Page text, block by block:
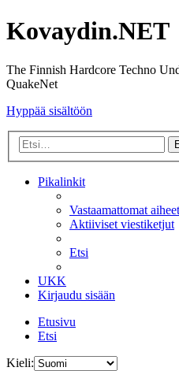
Kovaydin.NET
The Finnish Hardcore Techno
QuakeNet
Hyppää sisältöön
Pikalinkit
Vastaamattomat aiheet
Aktiiviset viestiketjut
Etsi
UKK
Kirjaudu sisään
Etusivu
Etsi
Kieli: